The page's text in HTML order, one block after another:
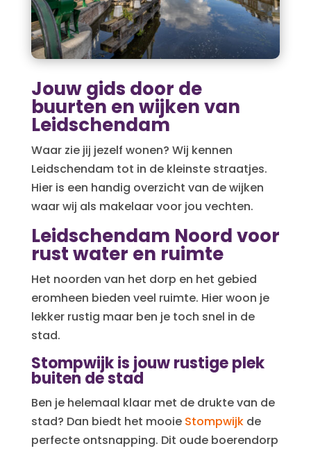
Jouw gids door de
buurten en wijken van
Leidschendam
Waar zie jij jezelf wonen? Wij kennen
Leidschendam tot in de kleinste straatjes.
Hier is een handig overzicht van de wijken
waar wij als makelaar voor jou vechten.
Leidschendam Noord voor
rust water en ruimte
Het noorden van het dorp en het gebied
eromheen bieden veel ruimte. Hier woon je
lekker rustig maar ben je toch snel in de
stad.
Stompwijk is jouw rustige plek
buiten de stad
Ben je helemaal klaar met de drukte van de
stad? Dan biedt het mooie Stompwijkde
perfecte ontsnapping. Dit oude boerendorp